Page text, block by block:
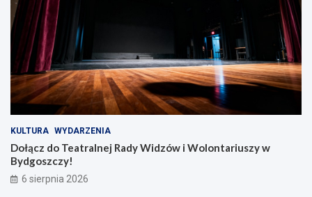
KULTURA WYDARZENIA
Dołącz do Teatralnej Rady Widzów i Wolontariuszy w
Bydgoszczy!
6 sierpnia 2026